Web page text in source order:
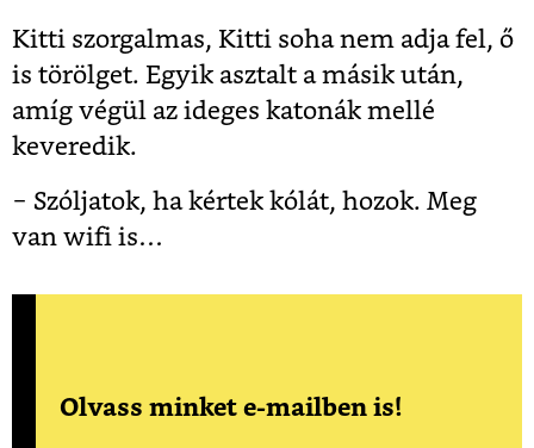
Kitti szorgalmas, Kitti soha nem adja fel, ő
is törölget. Egyik asztalt a másik után,
amíg végül az ideges katonák mellé
keveredik.
− Szóljatok, ha kértek kólát, hozok. Meg
van wifi is…
Olvass minket e-mailben is!